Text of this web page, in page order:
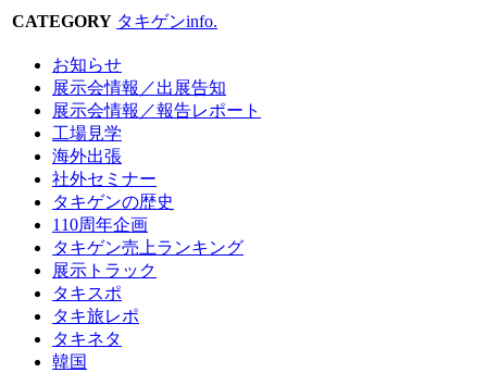
CATEGORY タキゲンinfo.
お知らせ
展示会情報／出展告知
展示会情報／報告レポート
工場見学
海外出張
社外セミナー
タキゲンの歴史
110周年企画
タキゲン売上ランキング
展示トラック
タキスポ
タキ旅レポ
タキネタ
韓国